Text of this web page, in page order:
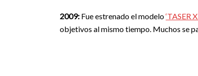
2009: Fue estrenado el modelo‘TASER
objetivos al mismo tiempo. Muchos se